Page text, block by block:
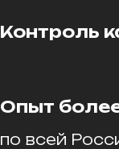
Контроль
Опыт
по всей